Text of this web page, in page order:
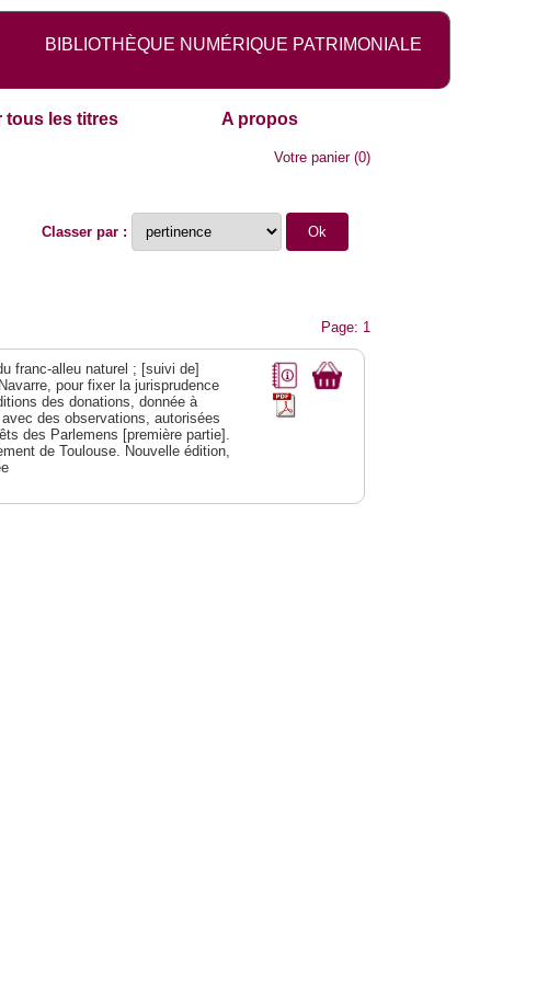
BIBLIOTHÈQUE NUMÉRIQUE PATRIMONIALE
tous les titres A propos
Votre panier(0)
Classer par :
Page: 1
franc-alleu naturel ; [suivi de]
pour fixer la jurisprudence
des donations, donnée à
des observations, autorisées
des Parlemens [première partie].
de Toulouse. Nouvelle édition,